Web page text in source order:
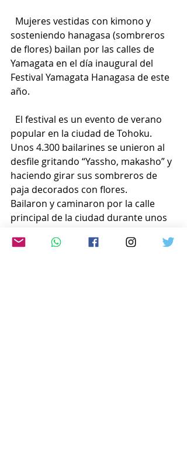
Mujeres vestidas con kimono y
sosteniendo hanagasa (sombreros
de flores) bailan por las calles de
Yamagata en el día inaugural del
Festival Yamagata Hanagasa de este
año.
El festival es un evento de verano
popular en la ciudad de Tohoku.
Unos 4.300 bailarines se unieron al
desfile gritando “Yassho, makasho” y
haciendo girar sus sombreros de
paja decorados con flores.
Bailaron y caminaron por la calle
principal de la ciudad durante unos